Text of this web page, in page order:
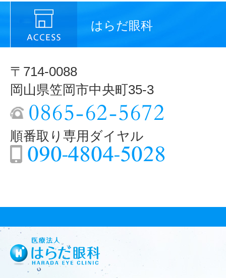
はらだ眼科
〒714-0088
岡山県笠岡市中央町35-3
順番取り専用ダイヤル